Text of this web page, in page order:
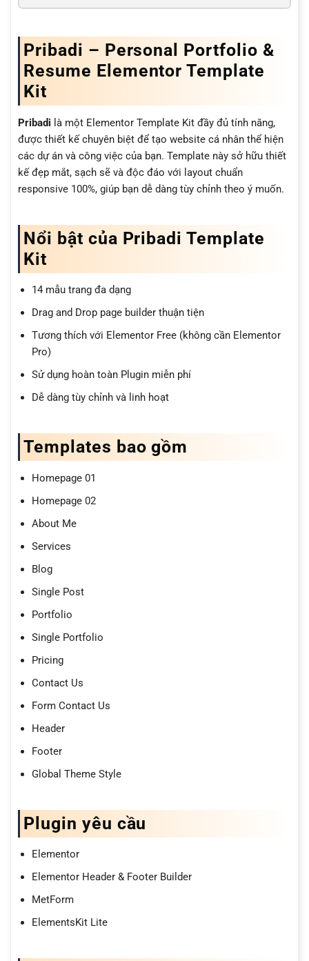
Pribadi – Personal Portfolio &
Resume Elementor Template
Kit
Pribadi là một Elementor Template Kit đầy đủ tính năng,
được thiết kế chuyên biệt để tạo website cá nhân thể hiện
các dự án và công việc của bạn. Template này sở hữu thiết
kế đẹp mắt, sạch sẽ và độc đáo với layout chuẩn
responsive 100%, giúp bạn dễ dàng tùy chỉnh theo ý muốn.
Nổi bật của Pribadi Template
Kit
14 mẫu trang đa dạng
Drag and Drop page builder thuận tiện
Tương thích với Elementor Free (không cần Elementor
Pro)
Sử dụng hoàn toàn Plugin miễn phí
Dễ dàng tùy chỉnh và linh hoạt
Templates bao gồm
Homepage 01
Homepage 02
About Me
Services
Blog
Single Post
Portfolio
Single Portfolio
Pricing
Contact Us
Form Contact Us
Header
Footer
Global Theme Style
Plugin yêu cầu
Elementor
Elementor Header & Footer Builder
MetForm
ElementsKit Lite